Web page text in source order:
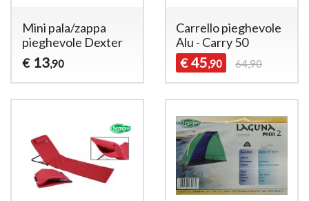
Mini pala/zappa
pieghevole Dexter
€ 13,90
Carrello pieghevole
Alu - Carry 50
€ 45,90 64,90